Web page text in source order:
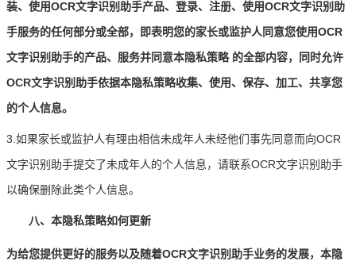
装、使用OCR文字识别助手产品、登录、注册、使用OCR文字识别助
手服务的任何部分或全部，即表明您的家长或监护人同意您使用OCR
文字识别助手的产品、服务并同意本隐私策略 的全部内容，同时允许
OCR文字识别助手依据本隐私策略收集、使用、保存、加工、共享您
的个人信息。
3.如果家长或监护人有理由相信未成年人未经他们事先同意而向OCR
文字识别助手提交了未成年人的个人信息，请联系OCR文字识别助手
以确保删除此类个人信息。
八、本隐私策略如何更新
为给您提供更好的服务以及随着OCR文字识别助手业务的发展，本隐